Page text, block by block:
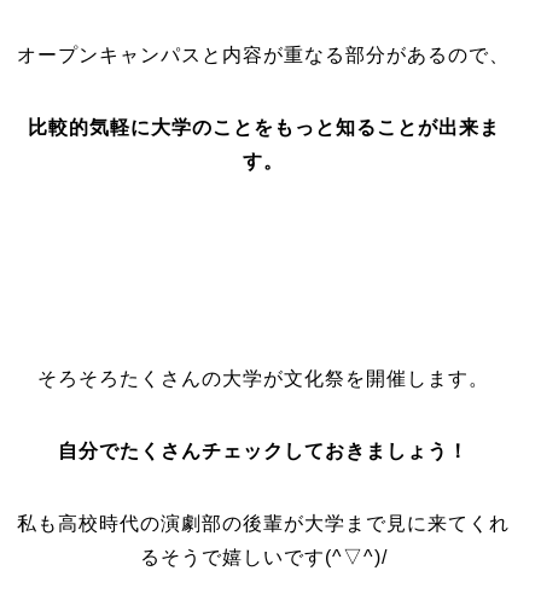
オープンキャンパスと内容が重なる部分があるので
比較的気軽に大学のことをもっと知ることが出来ま
す。
そろそろたくさんの大学が文化祭を開催します。
自分でたくさんチェックしておきましょ う！
私も高校時代の演劇部の後輩が大学まで見に来てくれ
るそうで嬉しいです(^▽^)/